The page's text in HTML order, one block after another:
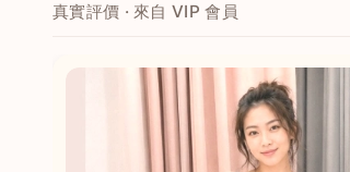
真實評價 · 來自 VIP 會員